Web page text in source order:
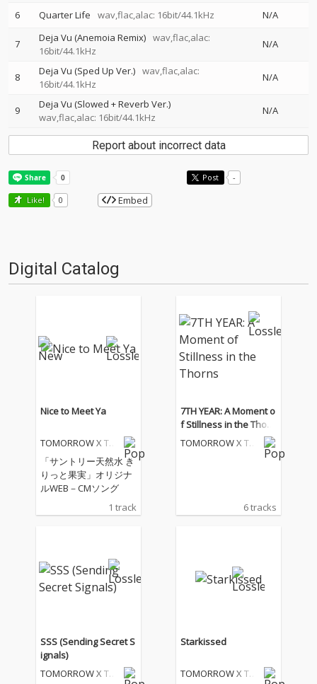
6 Quarter Life wav,flac,alac: 16bit/44.1kHz N/A
7 Deja Vu (Anemoia Remix) wav,flac,alac:
16bit/44.1kHz
N/A
8 Deja Vu (Sped Up Ver.) wav,flac,alac:
16bit/44.1kHz
N/A
9
Deja Vu (Slowed + Reverb Ver.)
wav,flac,alac: 16bit/44.1kHz
N/A
Report about incorrect data
Post -
Like! 0 Embed
Digital Catalog
Nice to Meet Ya
TOMORROW X TO
「サントリー天然水 き
りっと果実」オリジナ
ルWEB－CMソング
1 track
7TH YEAR: A Moment o
f Stillness in the Thorn
s
TOMORROW X TO
6 tracks
SSS (Sending Secret S
ignals)
TOMORROW X TO
Starkissed
TOMORROW X TO